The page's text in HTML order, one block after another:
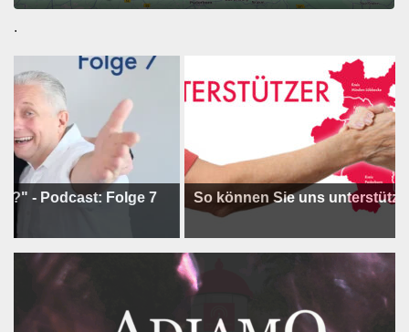
.
Folge 7 So können Sie uns unterstützen !